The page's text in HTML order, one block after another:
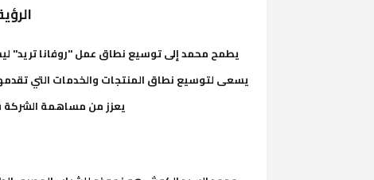
يطمح محمد إلى توسيع نطاق عمل "روفانا تريد"
يسعى لتوسيع نطاق المنتجات والخدمات التي
يعزز من مساهمة